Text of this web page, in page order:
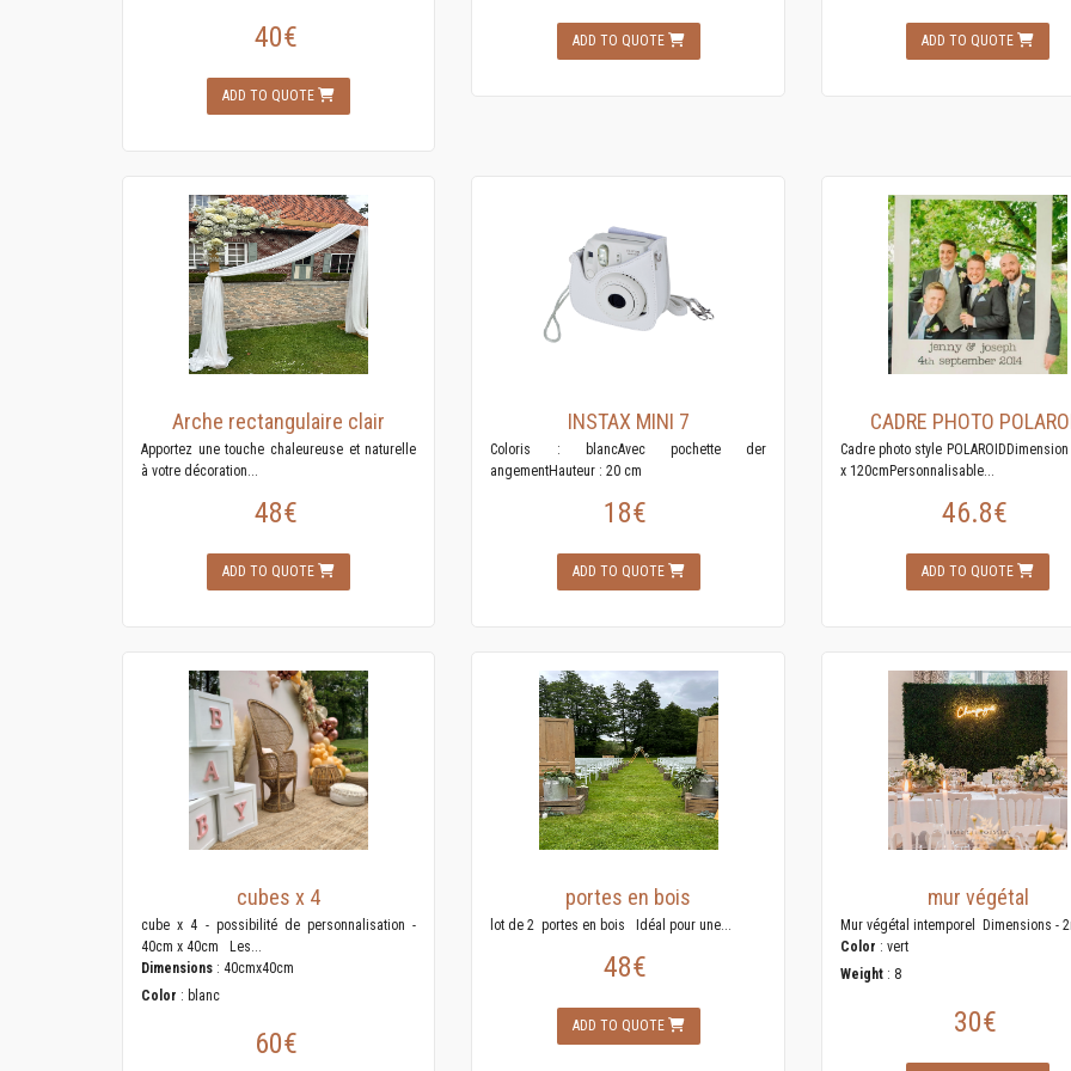
40€
ADD TO QUOTE
ADD TO QUOTE ADD TO QUOTE
Arche rectangulaire clair
Apportez une touche chaleureuse et naturelle
à votre décoration...
48€
ADD TO QUOTE
INSTAX MINI 7
Coloris : blancAvec pochette der
angementHauteur : 20 cm
18€
ADD TO QUOTE
CADRE PHOTO
Cadre photo style
x 120cmPersonnalisable...
46.8€
ADD TO QUOTE
cubes x 4
cube x 4 - possibilité de personnalisation -
40cm x 40cm Les...
Dimensions : 40cmx40cm
Color : blanc
60€
portes en bois
lot de 2 portes en bois Idéal pour une...
48€
ADD TO QUOTE
mur végétal
Mur végétal intemporel Dimensions -
Color : vert
Weight: 8
30€